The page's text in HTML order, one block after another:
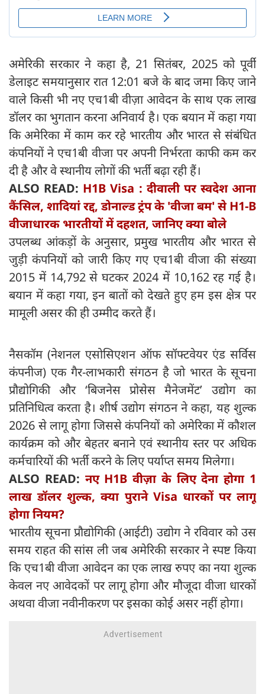
अमेरिकी सरकार ने कहा है, 21 सितंबर, 2025 को पूर्वी
डेलाइट समयानुसार रात 12:01 बजे के बाद जमा किए जाने
वाले किसी भी नए एच1बी वीज़ा आवेदन के साथ एक लाख
डॉलर का भुगतान करना अनिवार्य है। एक बयान में कहा गया
कि अमेरिका में काम कर रहे भारतीय और भारत से संबंधित
कंपनियों ने एच1बी वीजा पर अपनी निर्भरता काफी कम कर
दी है और वे स्थानीय लोगों की भर्ती बढ़ा रही हैं।
ALSO READ: H1B Visa : दीवाली पर स्वदेश आना
कैंसिल, शादियां रद्द, डोनाल्ड ट्रंप के 'वीजा बम' से H1-B
वीजाधारक भारतीयों में दहशत, जानिए क्या बोले
उपलब्ध आंकड़ों के अनुसार, प्रमुख भारतीय और भारत से
जुड़ी कंपनियों को जारी किए गए एच1बी वीजा की संख्या
2015 में 14,792 से घटकर 2024 में 10,162 रह गई है।
बयान में कहा गया, इन बातों को देखते हुए हम इस क्षेत्र पर
मामूली असर की ही उम्मीद करते हैं।
नैसकॉम (नेशनल एसोसिएशन ऑफ सॉफ्टवेयर एंड सर्विस
कंपनीज) एक गैर-लाभकारी संगठन है जो भारत के सूचना
प्रौद्योगिकी और ‘बिजनेस प्रोसेस मैनेजमेंट’ उद्योग का
प्रतिनिधित्व करता है। शीर्ष उद्योग संगठन ने कहा, यह शुल्क
2026 से लागू होगा जिससे कंपनियों को अमेरिका में कौशल
कार्यक्रम को और बेहतर बनाने एवं स्थानीय स्तर पर अधिक
कर्मचारियों की भर्ती करने के लिए पर्याप्त समय मिलेगा।
ALSO READ: नए H1B वीज़ा के लिए देना होगा 1
लाख डॉलर शुल्क, क्या पुराने Visa धारकों पर लागू
होगा नियम?
भारतीय सूचना प्रौद्योगिकी (आईटी) उद्योग ने रविवार को उस
समय राहत की सांस ली जब अमेरिकी सरकार ने स्पष्ट किया
कि एच1बी वीजा आवेदन का एक लाख रुपए का नया शुल्क
केवल नए आवेदकों पर लागू होगा और मौजूदा वीजा धारकों
अथवा वीजा नवीनीकरण पर इसका कोई असर नहीं होगा।